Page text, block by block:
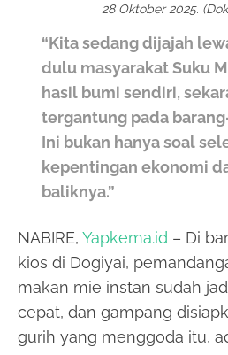
28 Oktober 2025.
“Kita sedang dijajah
dulu masyarakat Suku
hasil bumi sendiri,
tergantung pada
Ini bukan hanya soal
kepentingan ekonomi
baliknya.”
NABIRE, Yapkema.id – Di
kios di Dogiyai,
makan mie instan sudah
cepat, dan gampang
gurih yang menggoda itu,